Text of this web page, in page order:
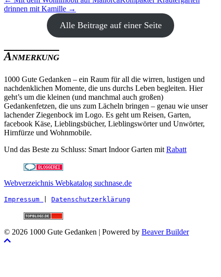
drinnen mit Kamille →
Alle Beitrage auf einer Seite
Anmerkung
1000 Gute Gedanken – ein Raum für all die wirren, lustigen und
nachdenklichen Momente, die uns durchs Leben begleiten. Hier
geht’s um die kleinen (und manchmal auch großen)
Gedankenfetzen, die uns zum Lächeln bringen – genau wie unser
lachender Ziegenbock im Logo. Es geht um Reisen, Garten,
facebook Käse, Lieblingsbücher, Lieblingswörter und Unwörter,
Hirnfürze und Wohnmobile.
Und das Beste zu Schluss: Smart Indoor Garten mit Rabatt
Webverzeichnis Webkatalog suchnase.de
Impressum Datenschutzerklärung
© 2026 1000 Gute Gedanken | Powered by Beaver Builder
Nach